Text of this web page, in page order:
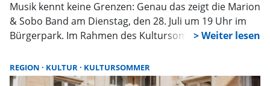
Musik kennt keine Grenzen: Genau das zeigt die Marion
& Sobo Band am Dienstag, den 28. Juli um 19 Uhr im
Bürgerpark. Im Rahmen des Kultursommers der
Formation ihre ganz eigene Mischung aus Globaler
Musik und vokalem Jazz auf die Bühne.
REGION KULTUR KULTURSOMMER